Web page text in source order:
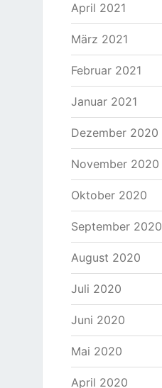
April 2021
März 2021
Februar 2021
Januar 2021
Dezember 2020
November 2020
Oktober 2020
September 2020
August 2020
Juli 2020
Juni 2020
Mai 2020
April 2020